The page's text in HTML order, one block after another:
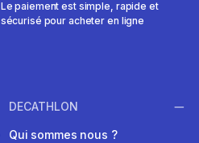
Le paiement est simple, rapide et
sécurisé pour acheter en ligne
DECATHLON
Qui sommes nous ?